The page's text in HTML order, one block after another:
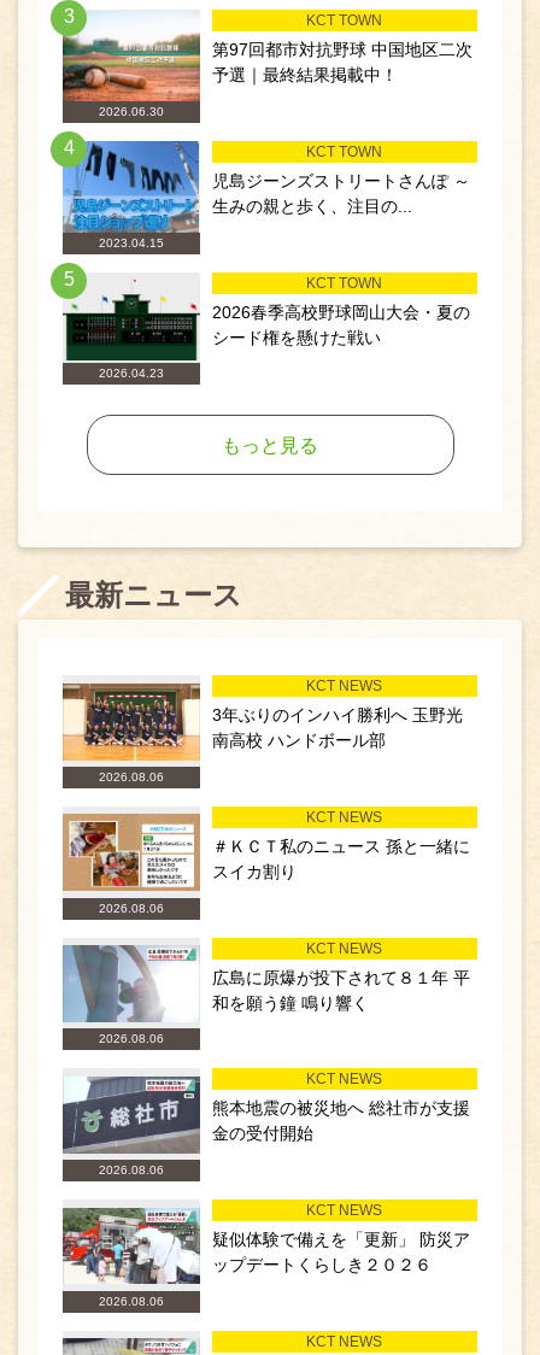
3
2026.06.30
KCT TOWN
第97回都市対抗野球 中国地区二次
予選｜最終結果掲載中！
4
2023.04.15
KCT TOWN
児島ジーンズストリートさんぽ ～
生みの親と歩く、注目の...
5
2026.04.23
KCT TOWN
2026春季高校野球岡山大会・夏の
シード権を懸けた戦い
もっと見る
最新ニュース
2026.08.06
KCT NEWS
3年ぶりのインハイ勝利へ 玉野光
南高校 ハンドボール部
2026.08.06
KCT NEWS
＃ＫＣＴ私のニュース 孫と一緒に
スイカ割り
2026.08.06
KCT NEWS
広島に原爆が投下されて８１年 平
和を願う鐘 鳴り響く
2026.08.06
KCT NEWS
熊本地震の被災地へ 総社市が支援
金の受付開始
2026.08.06
KCT NEWS
疑似体験で備えを「更新」 防災ア
ップデートくらしき２０２６
KCT NEWS